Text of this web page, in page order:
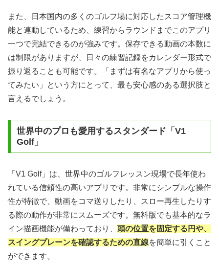
また、日本国内の多くのゴルフ場に対応したスコア管理機
能と連動しているため、練習からラウンドまでこのアプリ
一つで完結できるのが強みです。保存できる動画の本数に
は制限がありますが、日々の練習記録をカレンダー形式で
振り返ることも可能です。「まずは有名なアプリから使っ
てみたい」という方にとって、最も安心感のある選択肢と
言えるでしょう。
世界中のプロも愛用するスタンダード「V1
Golf」
「V1 Golf」は、世界中のゴルフレッスン現場で長年使わ
れている信頼性の高いアプリです。非常にシンプルな操作
性が特徴で、動画をコマ送りしたり、スロー再生したりす
る際の動作が非常にスムーズです。無料版でも基本的なラ
イン描画機能が備わっており、 頭の位置を固定する円や、
スイングプレーンを確認するための直線を簡単に引くこと
ができます。